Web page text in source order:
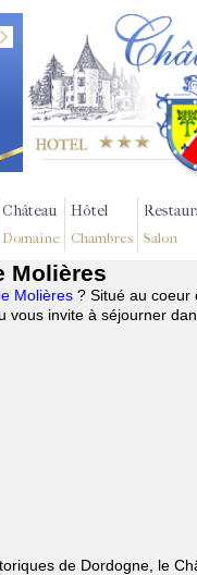
Château
Domaine
Hôtel
Chambres Salon
Molières
Molières ? Situé au coeur
vous invite à séjourner
de Dordogne, le